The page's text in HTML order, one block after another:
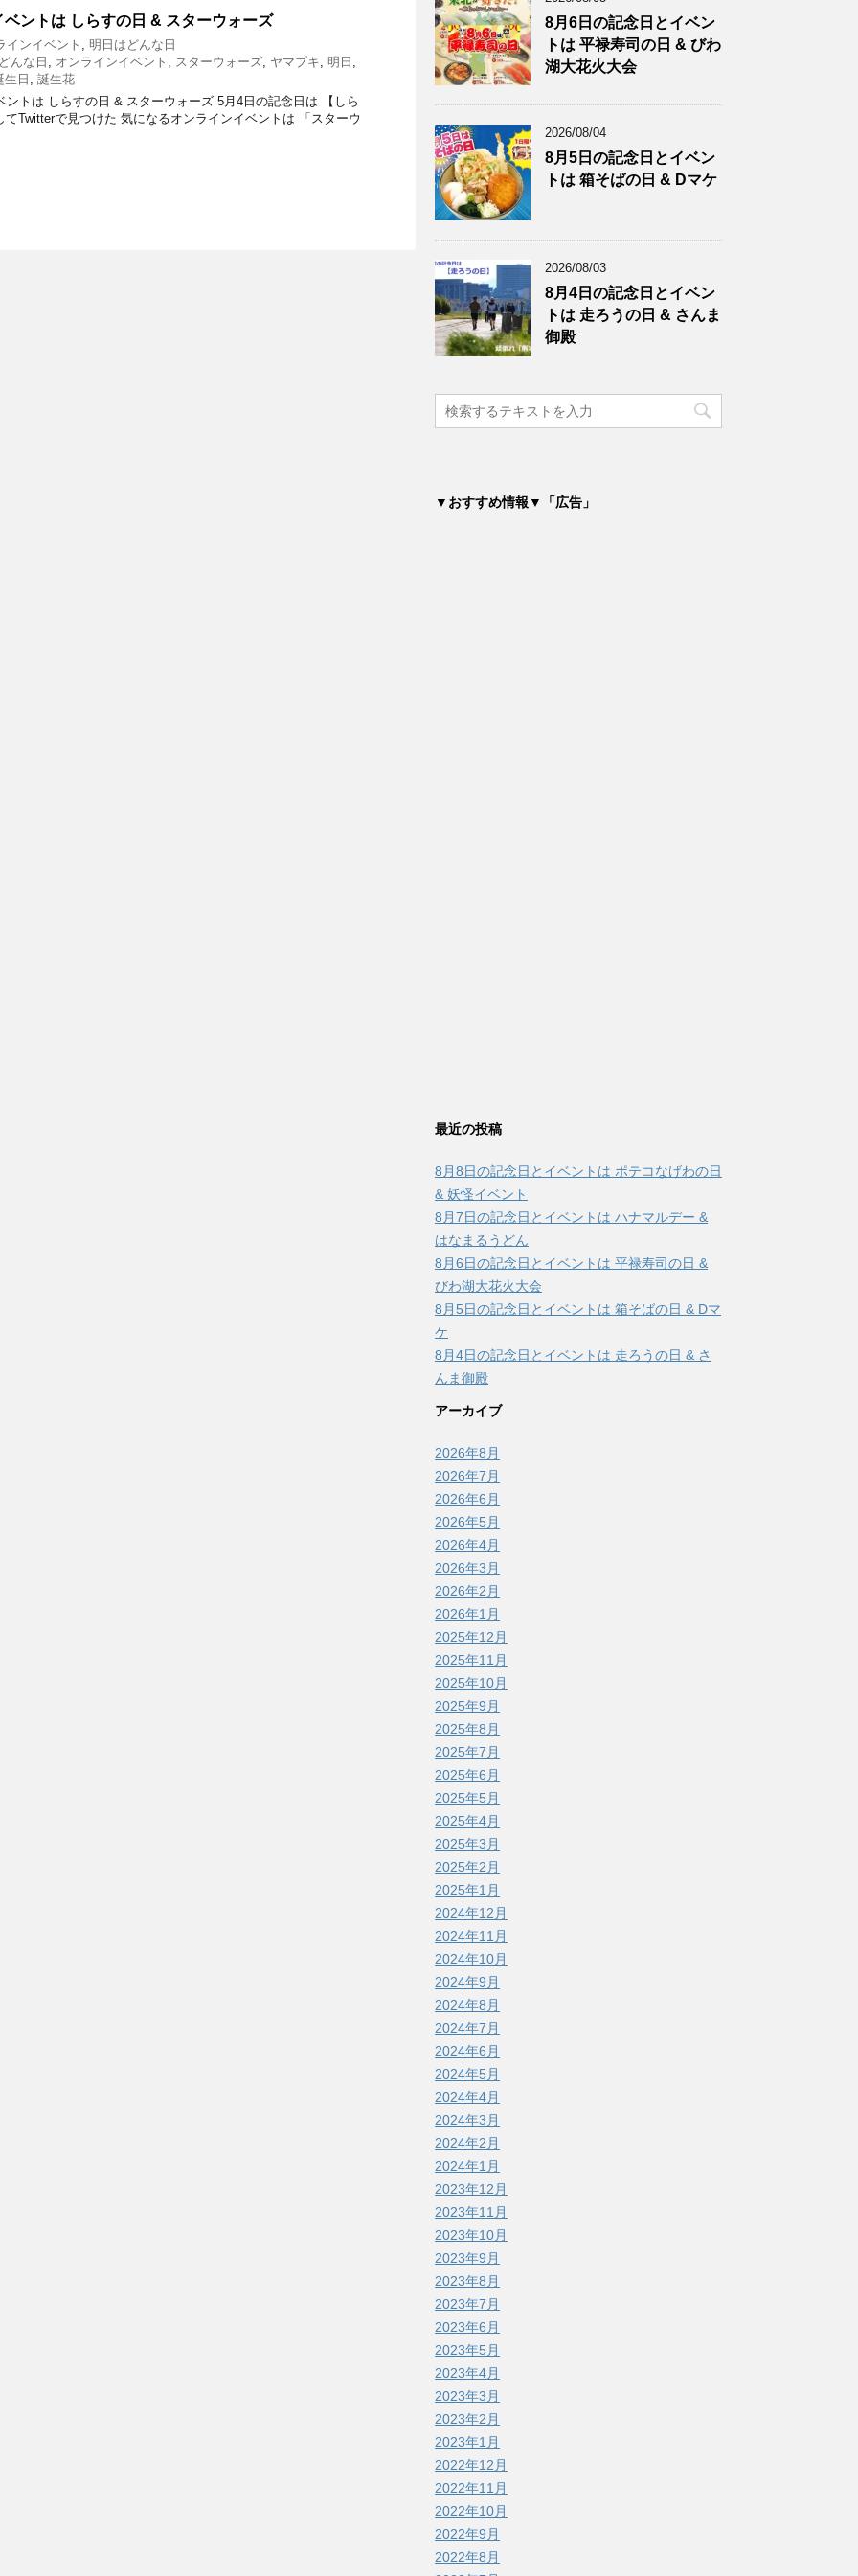
ントは しらすの日 & スターウォーズ
インイベント , 明日はどんな日
んな日 , オンラインイベント , スターウォーズ, ヤマブキ, 明日 ,
生日 , 誕生花
トは しらすの日 & スターウォーズ 5月4日の記念日は 【しら
Twitterで見つけた 気になるオンラインイベントは 「スターウ
8月6日の記念日とイベン
トは 平禄寿司の日 & びわ
湖大花火大会
2026/08/04
8月5日の記念日とイベン
トは 箱そばの日 & Dマケ
2026/08/03
8月4日の記念日とイベン
トは 走ろうの日 & さんま
御殿
▼おすすめ情報▼「広告」
最近の投稿
8月8日の記念日とイベントは ポテコなげわの日
& 妖怪イベント
8月7日の記念日とイベントは ハナマルデー &
はなまるうどん
8月6日の記念日とイベントは 平禄寿司の日 &
びわ湖大花火大会
8月5日の記念日とイベントは 箱そばの日 & Dマ
ケ
8月4日の記念日とイベントは 走ろうの日 & さ
んま御殿
アーカイブ
2026年8月
2026年7月
2026年6月
2026年5月
2026年4月
2026年3月
2026年2月
2026年1月
2025年12月
2025年11月
2025年10月
2025年9月
2025年8月
2025年7月
2025年6月
2025年5月
2025年4月
2025年3月
2025年2月
2025年1月
2024年12月
2024年11月
2024年10月
2024年9月
2024年8月
2024年7月
2024年6月
2024年5月
2024年4月
2024年3月
2024年2月
2024年1月
2023年12月
2023年11月
2023年10月
2023年9月
2023年8月
2023年7月
2023年6月
2023年5月
2023年4月
2023年3月
2023年2月
2023年1月
2022年12月
2022年11月
2022年10月
2022年9月
2022年8月